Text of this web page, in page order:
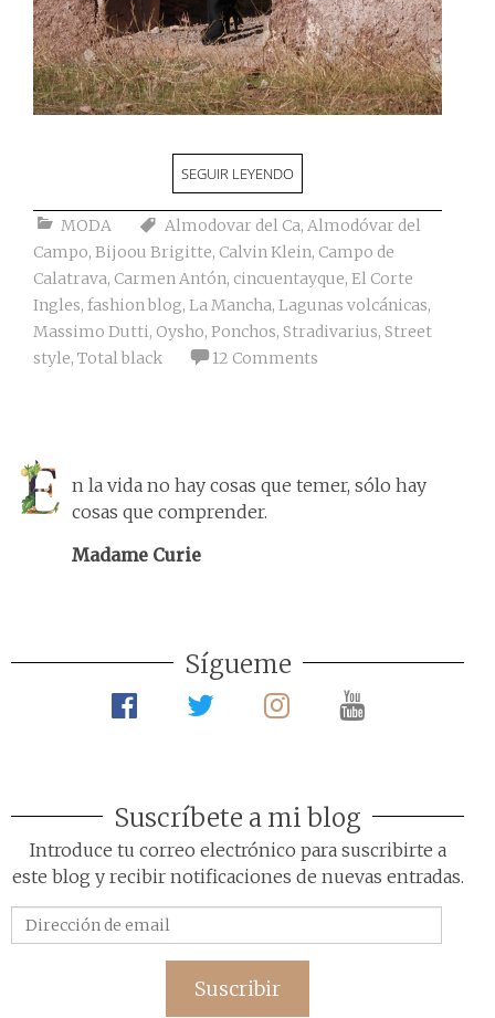
SEGUIR LEYENDO
MODA Almodovar del Ca, Almodóvar del
Campo, Bijoou Brigitte, Calvin Klein, Campo de
Calatrava, Carmen Antón, cincuentayque, El Corte
Ingles, fashion blog, La Mancha, Lagunas volcánicas,
Massimo Dutti, Oysho, Ponchos, Stradivarius, Street
style, Total black 12 Comments
n la vida no hay cosas que temer, sólo hay
cosas que comprender.
Madame Curie
Sígueme
Suscríbete a mi blog
Introduce tu correo electrónico para suscribirte a
este blog y recibir notificaciones de nuevas entradas.
de
Suscribir